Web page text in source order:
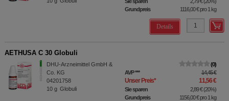
Grundpreis
1116,00 €pro 1 kg
Details
AETHUSA C 30 Globuli
DHU-Arzneimittel GmbH &
Co. KG
04201758
10 g Globuli
0
AVP*** 14,45 €
Unser Preis* 11,56 €
Sie sparen 2,89 €(20%)
Grundpreis
1156,00 €pro 1 kg